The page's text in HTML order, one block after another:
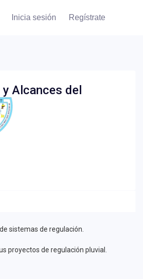
Inicia sesión Regístrate
Alcances del
sistemas de regulación.
proyectos de regulación pluvial.